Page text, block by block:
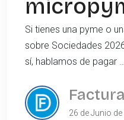
Si tienes una pyme o
sobre Sociedades
sí, hablamos de pagar …
26 de Junio